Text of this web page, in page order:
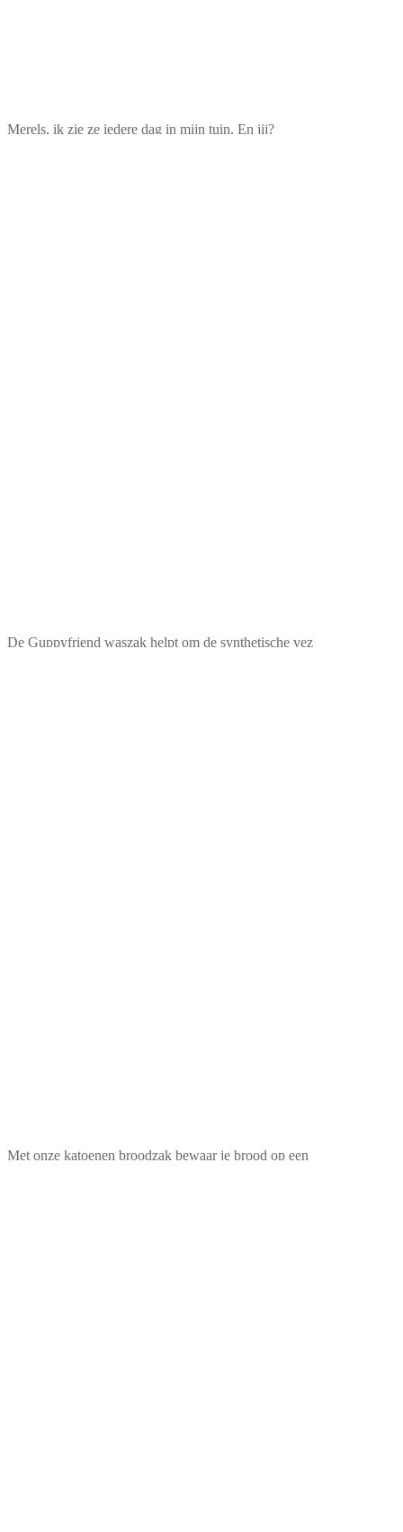
Merels, ik zie ze iedere dag in mijn tuin. En jij?
De Guppyfriend waszak helpt om de synthetische vez
Met onze katoenen broodzak bewaar je brood op een